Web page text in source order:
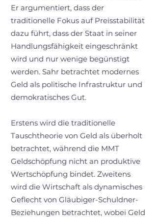
Er argumentiert, dass der
traditionelle Fokus auf Preisstabilität
dazu führt, dass der Staat in seiner
Handlungsfähigkeit eingeschränkt
wird und nur wenige begünstigt
werden. Sahr betrachtet modernes
Geld als politische Infrastruktur und
demokratisches Gut.
Erstens wird die traditionelle
Tauschtheorie von Geld als überholt
betrachtet, während die MMT
Geldschöpfung nicht an produktive
Wertschöpfung bindet. Zweitens
wird die Wirtschaft als dynamisches
Geflecht von Gläubiger-Schuldner-
Beziehungen betrachtet, wobei Geld